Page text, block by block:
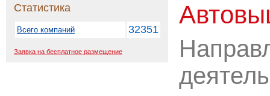
Статистика
Всего компаний 32351
Заявка на бесплатное размещение